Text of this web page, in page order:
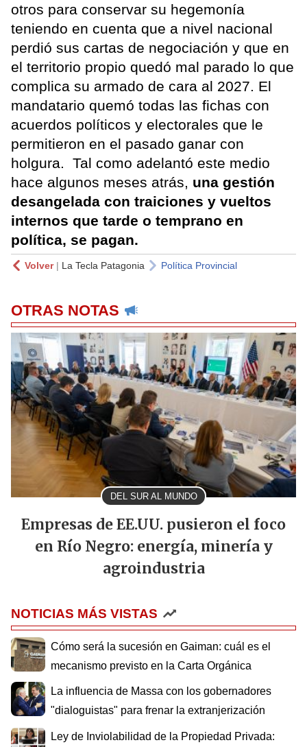
otros para conservar su hegemonía
teniendo en cuenta que a nivel nacional
perdió sus cartas de negociación y que en
el territorio propio quedó mal parado lo que
complica su armado de cara al 2027. El
mandatario quemó todas las fichas con
acuerdos políticos y electorales que le
permitieron en el pasado ganar con
holgura. Tal como adelantó este medio
hace algunos meses atrás, una gestión
desangelada con traiciones y vueltos
internos que tarde o temprano en
política, se pagan.
Volver| La Tecla Patagonia Política Provincial
OTRAS NOTAS
DEL SUR AL MUNDO
Empresas de EE.UU. pusieron el foco
en Río Negro: energía, minería y
agroindustria
NOTICIAS MÁS VISTAS
Cómo será la sucesión en Gaiman: cuál es el
mecanismo previsto en la Carta Orgánica
La influencia de Massa con los gobernadores
"dialoguistas" para frenar la extranjerización
Ley de Inviolabilidad de la Propiedad Privada: